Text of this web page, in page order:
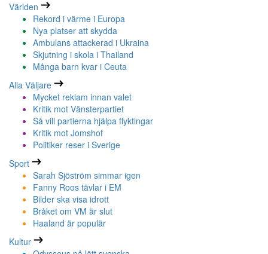
Världen
Rekord i värme i Europa
Nya platser att skydda
Ambulans attackerad i Ukraina
Skjutning i skola i Thailand
Många barn kvar i Ceuta
Alla Väljare
Mycket reklam innan valet
Kritik mot Vänsterpartiet
Så vill partierna hjälpa flyktingar
Kritik mot Jomshof
Politiker reser i Sverige
Sport
Sarah Sjöström simmar igen
Fanny Roos tävlar i EM
Bilder ska visa idrott
Bråket om VM är slut
Haaland är populär
Kultur